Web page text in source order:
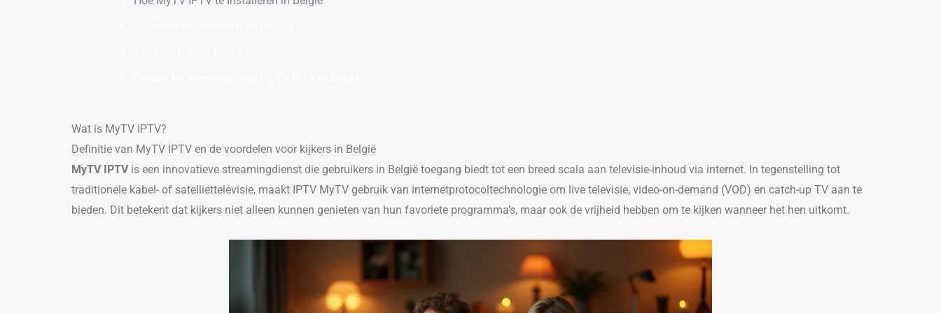
Wat is MyTV IPTV?
Definitie van MyTV IPTV en de voordelen voor kijkers in België
MyTV IPTVis een innovatieve streamingdienst die gebruikers in België toegang biedt tot een breed scala aan televisie-inhoud via internet. In tegenstelling tot
traditionele kabel- of satelliettelevisie, maakt IPTV MyTV gebruik van internetprotocoltechnologie om live televisie, video-on-demand (VOD) en catch-up TV aan te
bieden. Dit betekent dat kijkers niet alleen kunnen genieten van hun favoriete programma’s, maar ook de vrijheid hebben om te kijken wanneer het hen uitkomt.